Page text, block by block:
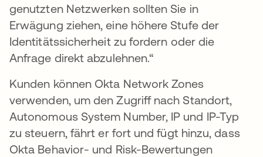
genutzten Netzwerken sollten Sie in
Erwägung ziehen, eine höhere Stufe der
Identitätssicherheit zu fordern oder die
Anfrage direkt abzulehnen.“
Kunden können Okta Network Zones
verwenden, um den Zugriff nach Standort,
Autonomous System Number, IP und IP-Typ
zu steuern, fährt er fort und fügt hinzu, dass
Okta Behavior- und Risk-Bewertungen